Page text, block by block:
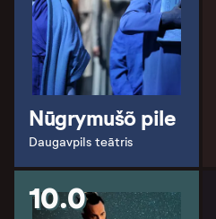
Nūgrymušõ pile
Daugavpils teātris
10.0